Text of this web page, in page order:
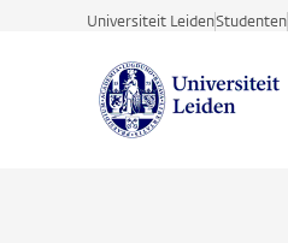
Ga direct naar de inhoud
Universiteit LeidenStudenten